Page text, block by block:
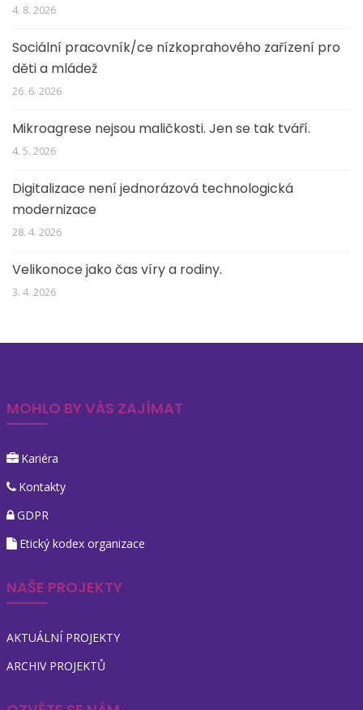
4. 8. 2026
Sociální pracovník/ce nízkoprahového zařízení pro
děti a mládež
26. 6. 2026
Mikroagrese nejsou maličkosti. Jen se tak tváří.
4. 5. 2026
Digitalizace není jednorázová technologická
modernizace
28. 4. 2026
Velikonoce jako čas víry a rodiny.
3. 4. 2026
MOHLO BY VÁS ZAJÍMAT
Kariéra
Kontakty
GDPR
Etický kodex organizace
NAŠE PROJEKTY
AKTUÁLNÍ PROJEKTY
ARCHIV PROJEKTŮ